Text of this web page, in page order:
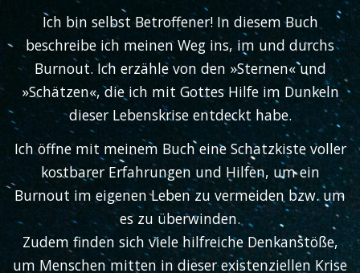
Ich bin selbst Betroffener! In diesem Buch
beschreibe ich meinen Weg ins, im und durchs
Burnout. Ich erzähle von den »Sternen« und
»Schätzen«, die ich mit Gottes Hilfe im Dunkeln
dieser Lebenskrise entdeckt habe.
Ich öffne mit meinem Buch eine Schatzkiste voller
kostbarer Erfahrungen und Hilfen, um ein
Burnout im eigenen Leben zu vermeiden bzw. um
es zu überwinden.
Zudem finden sich viele hilfreiche Denkanstöße,
um Menschen mitten in dieser existenziellen Krise